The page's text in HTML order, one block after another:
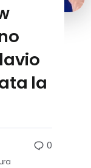
la
0